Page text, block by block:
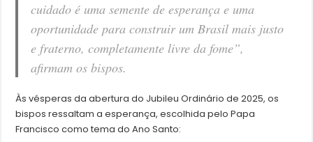
cuidado é uma semente de esperança e uma
oportunidade para construir um Brasil mais justo
e fraterno, completamente livre da fome”,
afirmam os bispos.
Às vésperas da abertura do Jubileu Ordinário de 2025, os
bispos ressaltam a esperança, escolhida pelo Papa
Francisco como tema do Ano Santo: